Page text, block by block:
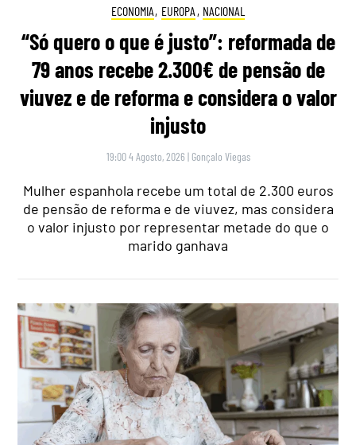
ECONOMIA, EUROPA , NACIONAL
“Só quero o que é justo”: reformada de
79 anos recebe 2.300€ de pensão de
viuvez e de reforma e considera o valor
injusto
19:00 4 Agosto, 2026 | Gonçalo Viegas
Mulher espanhola recebe um total de 2.300 euros
de pensão de reforma e de viuvez, mas considera
o valor injusto por representar metade do que o
marido ganhava